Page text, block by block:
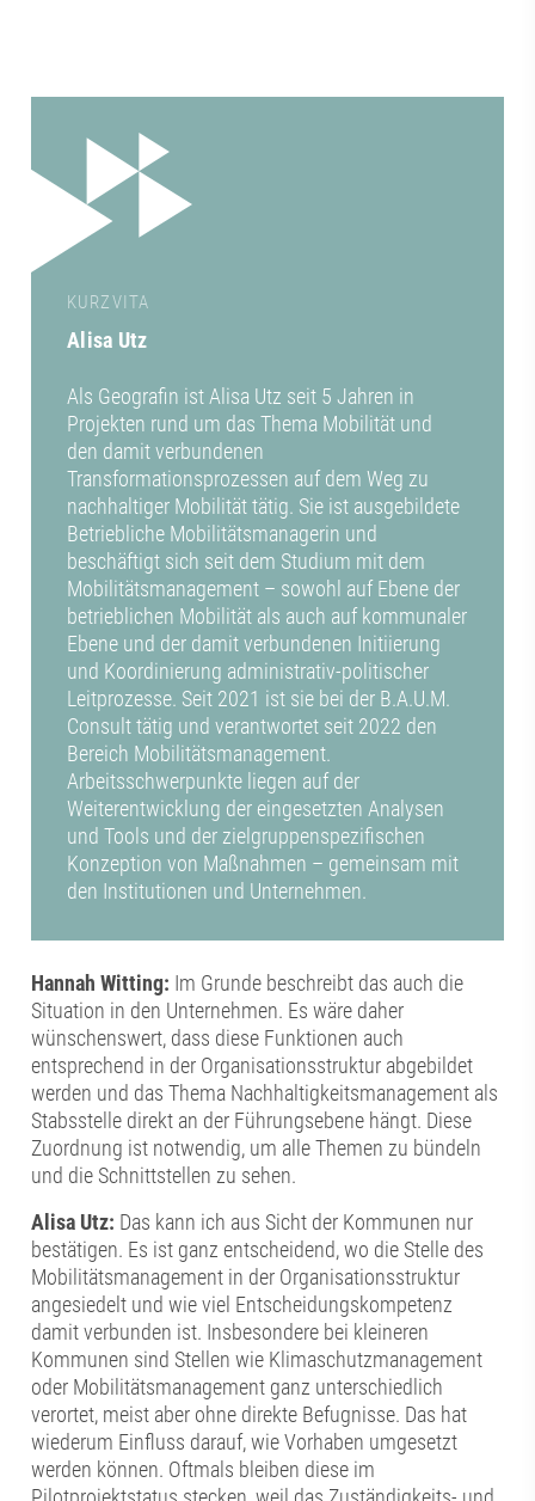
KURZVITA
Alisa Utz
Als Geografin ist Alisa Utz seit 5 Jahren in
Projekten rund um das Thema Mobilität und
den damit verbundenen
Transformationsprozessen auf dem Weg zu
nachhaltiger Mobilität tätig. Sie ist ausgebildete
Betriebliche Mobilitätsmanagerin und
beschäftigt sich seit dem Studium mit dem
Mobilitätsmanagement – sowohl auf Ebene der
betrieblichen Mobilität als auch auf kommunaler
Ebene und der damit verbundenen Initiierung
und Koordinierung administrativ-politischer
Leitprozesse. Seit 2021 ist sie bei der B.A.U.M.
Consult tätig und verantwortet seit 2022 den
Bereich Mobilitätsmanagement.
Arbeitsschwerpunkte liegen auf der
Weiterentwicklung der eingesetzten Analysen
und Tools und der zielgruppenspezifischen
Konzeption von Maßnahmen – gemeinsam mit
den Institutionen und Unternehmen.
Hannah Witting: Im Grunde beschreibt das auch die
Situation in den Unternehmen. Es wäre daher
wünschenswert, dass diese Funktionen auch
entsprechend in der Organisationsstruktur abgebildet
werden und das Thema Nachhaltigkeitsmanagement als
Stabsstelle direkt an der Führungsebene hängt. Diese
Zuordnung ist notwendig, um alle Themen zu bündeln
und die Schnittstellen zu sehen.
Alisa Utz: Das kann ich aus Sicht der Kommunen nur
bestätigen. Es ist ganz entscheidend, wo die Stelle des
Mobilitätsmanagement in der Organisationsstruktur
angesiedelt und wie viel Entscheidungskompetenz
damit verbunden ist. Insbesondere bei kleineren
Kommunen sind Stellen wie Klimaschutzmanagement
oder Mobilitätsmanagement ganz unterschiedlich
verortet, meist aber ohne direkte Befugnisse. Das hat
wiederum Einfluss darauf, wie Vorhaben umgesetzt
werden können. Oftmals bleiben diese im